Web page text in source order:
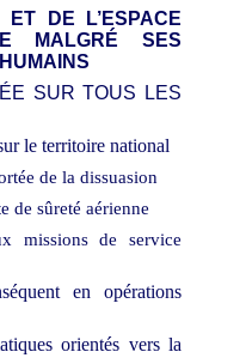
DE L’ESPACE
E MALGR É SES
SUR TOUS LES
le territoire national
de la dissuasion
de sûreté aérienne
missions de service
en opérations
orientés vers la